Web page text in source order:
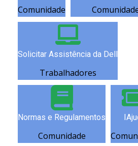
Comunidade
Solicitar Assistência da Dell
Trabalhadores
Normas e Regulamentos
Comunidade